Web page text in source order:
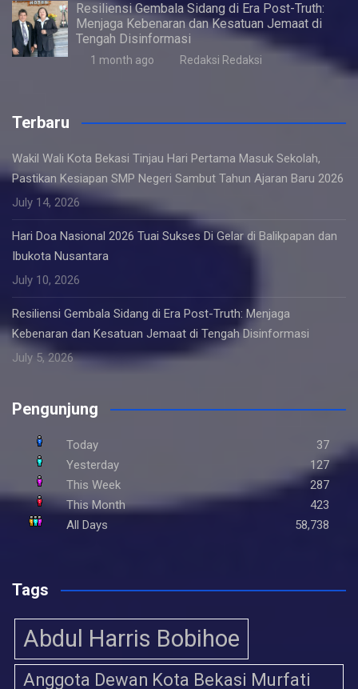
Resiliensi Gembala Sidang di Era Post-Truth:
Menjaga Kebenaran dan Kesatuan Jemaat di
Tengah Disinformasi
1 month ago Redaksi Redaksi
Terbaru
Wakil Wali Kota Bekasi Tinjau Hari Pertama Masuk Sekolah,
Pastikan Kesiapan SMP Negeri Sambut Tahun Ajaran Baru 2026
July 14, 2026
Hari Doa Nasional 2026 Tuai Sukses Di Gelar di Balikpapan dan
Ibukota Nusantara
July 10, 2026
Resiliensi Gembala Sidang di Era Post-Truth: Menjaga
Kebenaran dan Kesatuan Jemaat di Tengah Disinformasi
July 5, 2026
Pengunjung
Today
37
Yesterday
127
This Week
287
This Month
423
All Days
58,738
Tags
Abdul Harris Bobihoe
Anggota Dewan Kota Bekasi Murfati